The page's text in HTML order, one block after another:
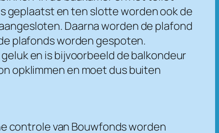
geplaatst en ten slotte worden ook de
Daarna worden de plafond
plafonds worden gespoten.
en is bijvoorbeeld de balkondeur
opklimmen en moet dus buiten
controle van Bouwfonds worden